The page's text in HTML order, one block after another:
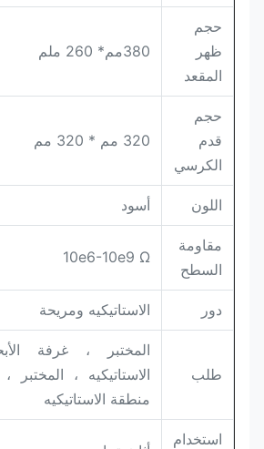
حجم
ظهر
المقعد
380مم* 260 ملم
حجم
قدم
الكرسي
320 مم * 320 مم
اللون أسود
مقاومة
السطح
10e6-10e9 Ω
دور الاستاتيكيه ومريحة
طلب
المختبر ، غرفة
الاستاتيكيه ،
منطقة الاستاتيكيه
استخدام